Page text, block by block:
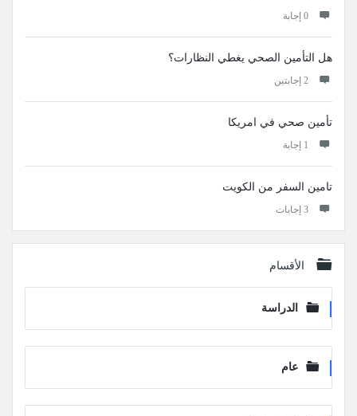
‫0 إجابة
هل التأمين الصحي يغطي النظارات؟
‫2 إجابتين
تأمين صحي في امريكا
‫1 إجابة
تامين السفر من الكويت
‫3 إجابات
الأقسام
الدراسة
عام